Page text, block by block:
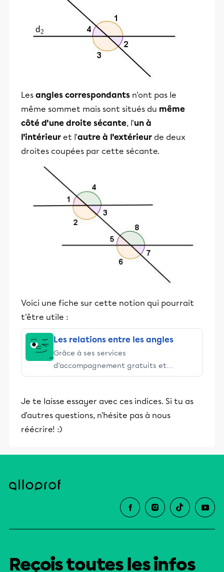
Les angles correspondants n'ont pas le
même sommet mais sont situés du même
côté d'une droite sécante, l'un à
l'intérieur et l'autre à l'extérieur de deux
droites coupées par cette sécante.
Voici une fiche sur cette notion qui pourrait
t'être utile :
Les relations entre les angles
Grâce à ses services
d’accompagnement gratuits et
stimulants, Alloprof engage les élèves
éducative.
Je te laisse essayer avec ces indices. Si tu as
d'autres questions, n'hésite pas à nous
réécrire! :)
Reçois toutes les infos